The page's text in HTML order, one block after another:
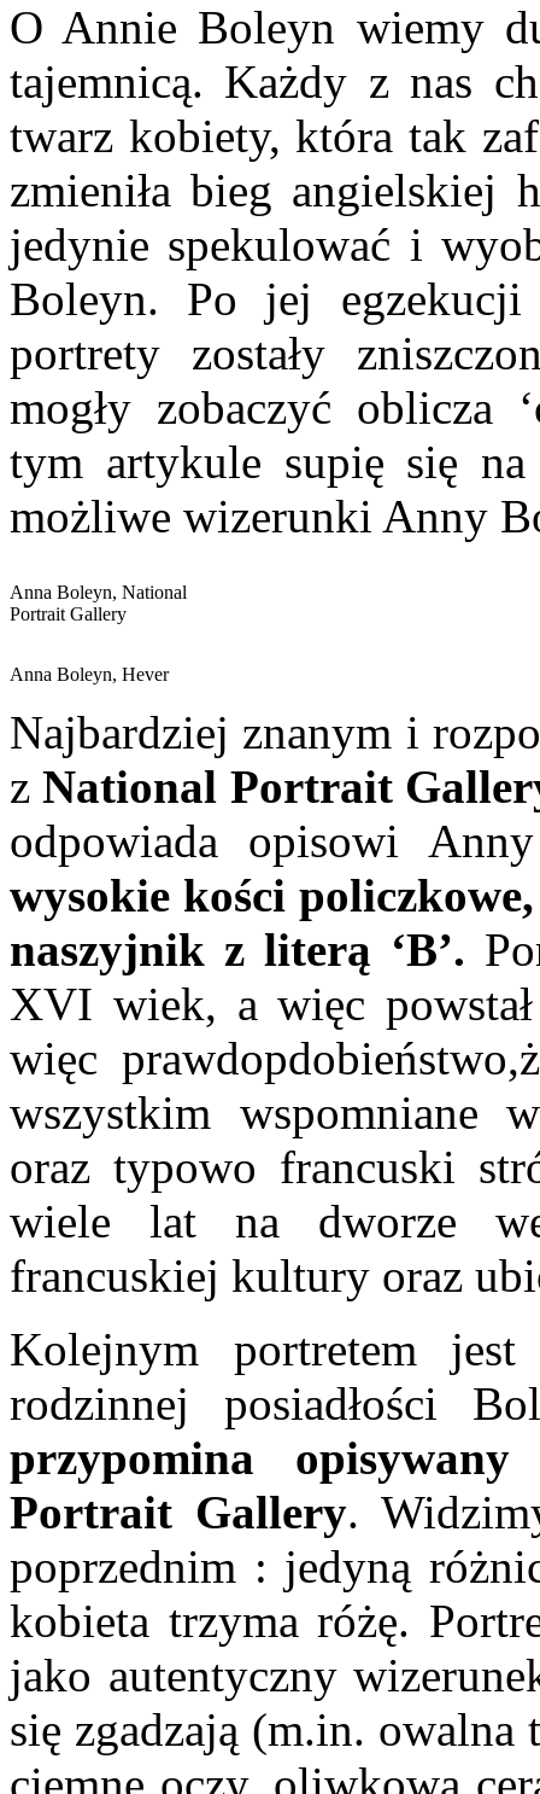
O Annie Boleyn wiemy
tajemnicą. Każdy z nas
twarz kobiety, która tak
zmieniła bieg angielskiej
jedynie spekulować i
Boleyn. Po jej
portrety zostały
mogły zobaczyć oblicza
tym artykule supię się na
możliwe wizerunki Anny
Anna Boleyn, National
Portrait Gallery
Anna Boleyn, Hever
Najbardziej znanym i
zNational Portrait
odpowiada opisowi
wysokie kości
naszyjnik z literą ‘B’.
XVI wiek, a więc
więc
wszystkim wspomniane
oraz typowo francuski
wiele lat na dworze
francuskiej kultury oraz
Kolejnym portretem
rodzinnej posiadłości
przypomina
Portrait Gallery.
poprzednim : jedyną
kobieta trzyma różę.
jako autentyczny
się zgadzają (m.in.